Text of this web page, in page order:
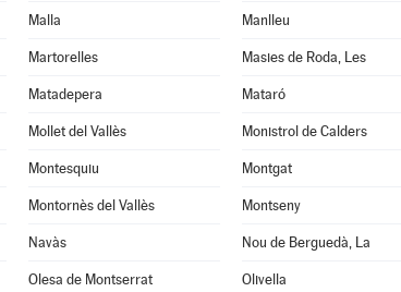
Malla Manlleu
Martorelles Masies de Roda, Les
Matadepera Mataró
Mollet del Vallès Monistrol de Calders
Montesquiu Montgat
Montornès del Vallès Montseny
Navàs Nou de Berguedà, La
Olesa de Montserrat Olivella